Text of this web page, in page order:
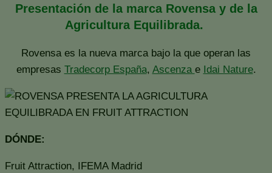
Presentación de la marca Rovensa y de la
Agricultura Equilibrada.
Rovensa es la nueva marca bajo la que operan las
empresas Tradecorp España, Ascenza e Idai Nature.
DÓNDE:
Fruit Attraction, IFEMA Madrid